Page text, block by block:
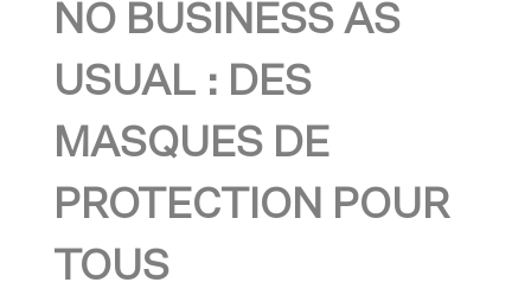
NO BUSINESS AS
USUAL : DES
MASQUES DE
PROTECTION POUR
TOUS